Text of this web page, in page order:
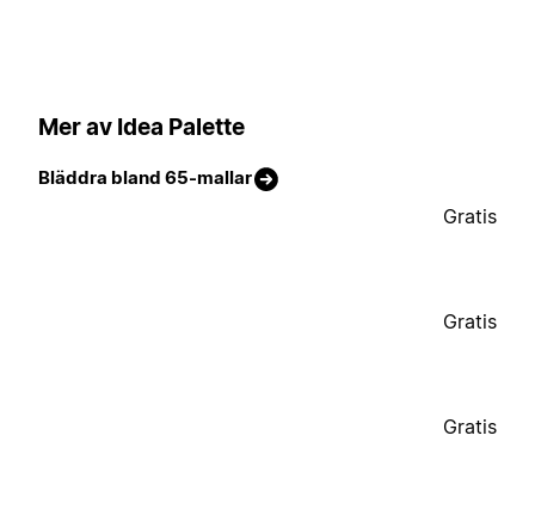
Mer av Idea Palette
Bläddra bland 65-mallar
Gratis
Gratis
Gratis